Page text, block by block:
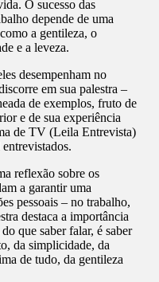
O sucesso das
depende de uma
a gentileza, o
e a leveza.
desempenham no
em sua palestra –
de exemplos, fruto de
e de sua experiência
de TV (Leila Entrevista)
reflexão sobre os
a garantir uma
pessoais – no trabalho,
destaca a importância
que saber falar, é saber
da simplicidade, da
de tudo, da gentileza